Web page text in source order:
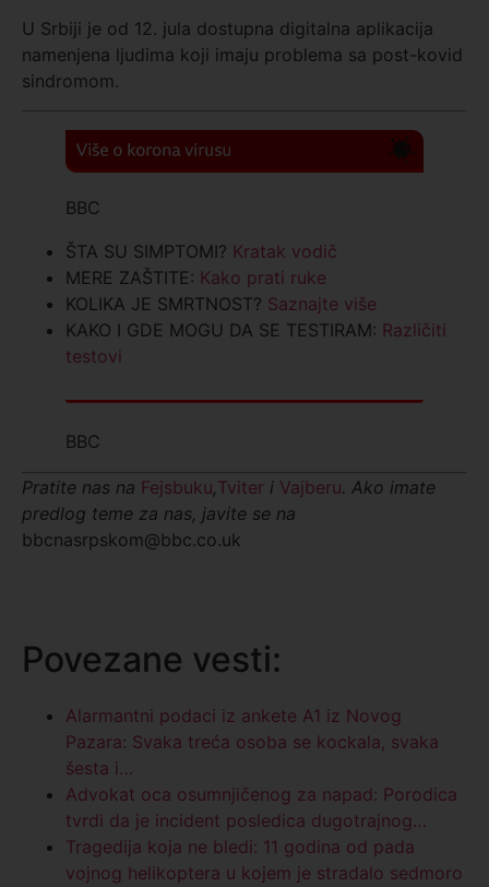
U Srbiji je od 12. jula dostupna digitalna aplikacija
namenjena ljudima koji imaju problema sa post-kovid
sindromom.
BBC
ŠTA SU SIMPTOMI? Kratak vodič
MERE ZAŠTITE: Kako prati ruke
KOLIKA JE SMRTNOST? Saznajte više
KAKO I GDE MOGU DA SE TESTIRAM: Različiti
testovi
BBC
Pratite nas na Fejsbuku,Tviter i Vajberu. Ako imate
predlog teme za nas, javite se na
bbcnasrpskom@bbc.co.uk
Povezane vesti:
Alarmantni podaci iz ankete A1 iz Novog
Pazara: Svaka treća osoba se kockala, svaka
šesta i…
Advokat oca osumnjičenog za napad: Porodica
tvrdi da je incident posledica dugotrajnog…
Tragedija koja ne bledi: 11 godina od pada
vojnog helikoptera u kojem je stradalo sedmoro